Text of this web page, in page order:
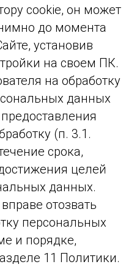
cookie, он может
до момента
установив
на своем ПК.
на обработку
данных
(п. 3.1.
срока,
целей
данных.
отозвать
персональных
и порядке,
11 Политики.